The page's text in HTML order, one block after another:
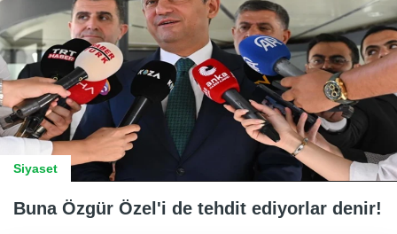
Siyaset
Buna Özgür Özel'i de tehdit ediyorlar denir!